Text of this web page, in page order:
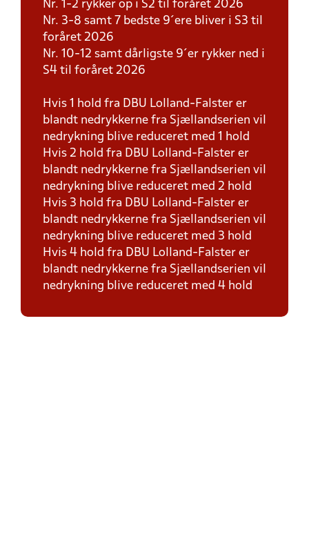
Nr. 1-2 rykker op i S2 til foråret 2026
Nr. 3-8 samt 7 bedste 9´ere bliver i S3 til
foråret 2026
Nr. 10-12 samt dårligste 9´er rykker ned i
S4 til foråret 2026
Hvis 1 hold fra DBU Lolland-Falster er
blandt nedrykkerne fra Sjællandserien vil
nedrykning blive reduceret med 1 hold
Hvis 2 hold fra DBU Lolland-Falster er
blandt nedrykkerne fra Sjællandserien vil
nedrykning blive reduceret med 2 hold
Hvis 3 hold fra DBU Lolland-Falster er
blandt nedrykkerne fra Sjællandserien vil
nedrykning blive reduceret med 3 hold
Hvis 4 hold fra DBU Lolland-Falster er
blandt nedrykkerne fra Sjællandserien vil
nedrykning blive reduceret med 4 hold